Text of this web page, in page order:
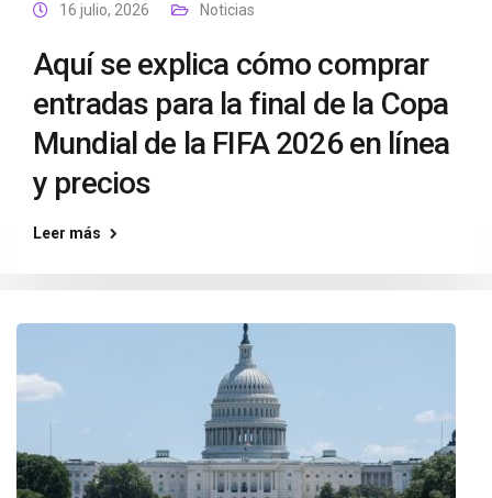
16 julio, 2026 Noticias
Aquí se explica cómo comprar
entradas para la final de la Copa
Mundial de la FIFA 2026 en línea
y precios
Leer más